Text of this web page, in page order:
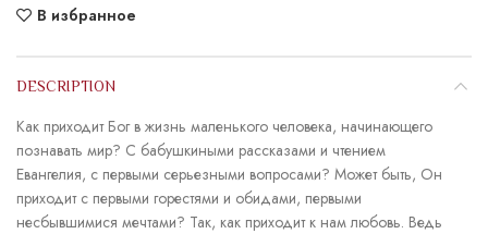
В избранное
DESCRIPTION
Как приходит Бог в жизнь маленького человека, начинающего
познавать мир? С бабушкиными рассказами и чтением
Евангелия, с первыми серьезными вопросами? Может быть, Он
приходит с первыми горестями и обидами, первыми
несбывшимися мечтами? Так, как приходит к нам любовь. Ведь